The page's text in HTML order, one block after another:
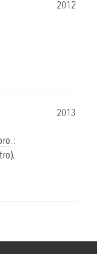
2012
2013
. :